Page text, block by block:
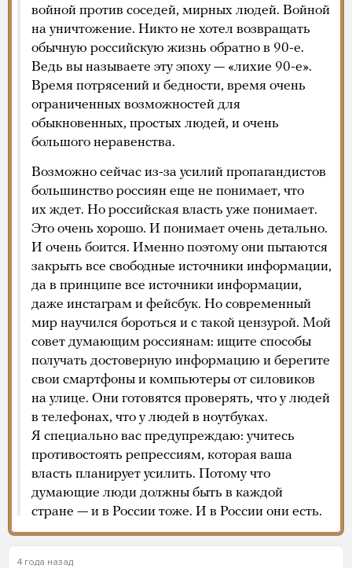
войной против соседей, мирных людей. Войной
на уничтожение. Никто не хотел возвращать
обычную российскую жизнь обратно в 90-е.
Ведь вы называете эту эпоху — «лихие 90-е».
Время потрясений и бедности, время очень
ограниченных возможностей для
обыкновенных, простых людей, и очень
большого неравенства.
Возможно сейчас из-за усилий пропагандистов
большинство россиян еще не понимает, что
их ждет. Но российская власть уже понимает.
Это очень хорошо. И понимает очень детально.
И очень боится. Именно поэтому они пытаются
закрыть все свободные источники информации,
да в принципе все источники информации,
даже инстаграм и фейсбук. Но современный
мир научился бороться и с такой цензурой. Мой
совет думающим россиянам: ищите способы
получать достоверную информацию и берегите
свои смартфоны и компьютеры от силовиков
на улице. Они готовятся проверять, что у людей
в телефонах, что у людей в ноутбуках.
Я специально вас предупреждаю: учитесь
противостоять репрессиям, которая ваша
власть планирует усилить. Потому что
думающие люди должны быть в каждой
стране — и в России тоже. И в России они есть.
4 года назад